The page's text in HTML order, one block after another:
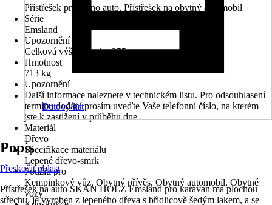
Přístřešek pro jedno auto, Přístřešek na obytný automobil
Série
Emsland
Upozornění
Celková výška vzadu: 355 cm
Hmotnost
713 kg
Upozornění
Další informace naleznete v technickém listu. Pro odsouhlasení
termínu dodání prosím uveďte Vaše telefonní číslo, na kterém
jste k zastižení v průběhu dne.
Materiál
Dřevo
Specifikace materiálu
Lepené dřevo-smrk
Použití pro
Kempinkový vůz, Obytný přívěs, Obytný automobil, Obytné
vozy
Datový list
Popis
Přeskočit oblast
Přístřešek na auto SKAN HOLZ Emsland pro karavan má plochou
střechu, je vyroben z lepeného dřeva s břidlicově šedým lakem, a se